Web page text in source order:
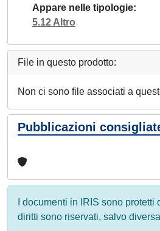
Appare nelle tipologie
5.12 Altro
File in questo prodotto:
Non ci sono file associati a
Pubblicazioni
I documenti in IRIS sono protetti
diritti sono riservati, salvo